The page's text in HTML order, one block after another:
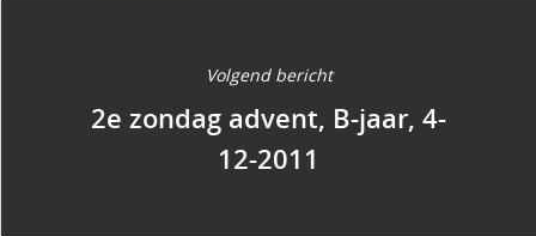
Volgend bericht
2e zondag advent, B-jaar, 4-
12-2011